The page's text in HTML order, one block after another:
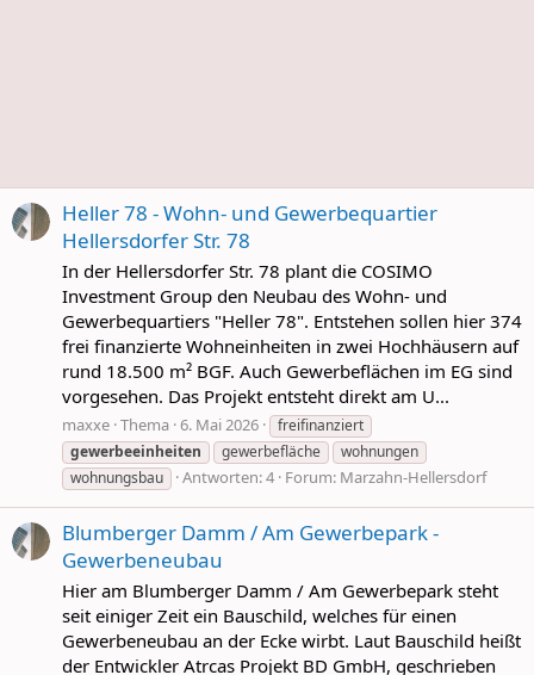
Heller 78 - Wohn- und Gewerbequartier
Hellersdorfer Str. 78
In der Hellersdorfer Str. 78 plant die COSIMO
Investment Group den Neubau des Wohn- und
Gewerbequartiers "Heller 78". Entstehen sollen hier 374
frei finanzierte Wohneinheiten in zwei Hochhäusern auf
rund 18.500 m² BGF. Auch Gewerbeflächen im EG sind
vorgesehen. Das Projekt entsteht direkt am U...
maxxe Thema 6. Mai 2026
freifinanziert
gewerbeeinheiten
gewerbefläche
wohnungen
wohnungsbau
Antworten: 4 Forum: Marzahn-Hellersdorf
Blumberger Damm / Am Gewerbepark -
Gewerbeneubau
Hier am Blumberger Damm / Am Gewerbepark steht
seit einiger Zeit ein Bauschild, welches für einen
Gewerbeneubau an der Ecke wirbt. Laut Bauschild heißt
der Entwickler Atrcas Projekt BD GmbH, geschrieben